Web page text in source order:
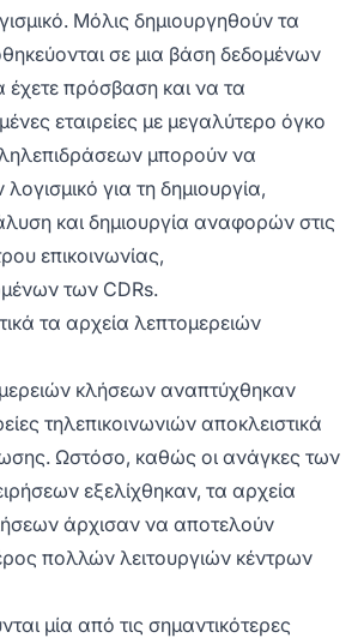
Μόλις δημιουργηθούν τα
σε μια βάση δεδομένων
έχετε πρόσβαση και να τα
εταιρείες με μεγαλύτερο όγκο
μπορούν να
για τη δημιουργία,
και δημιουργία αναφορών στις
επικοινωνίας,
των CDRs.
τα αρχεία λεπτομερειών
κλήσεων αναπτύχθηκαν
τηλεπικοινωνιών αποκλειστικά
Ωστόσο, καθώς οι ανάγκες των
εξελίχθηκαν, τα αρχεία
άρχισαν να αποτελούν
πολλών λειτουργιών κέντρων
μία από τις σημαντικότερες